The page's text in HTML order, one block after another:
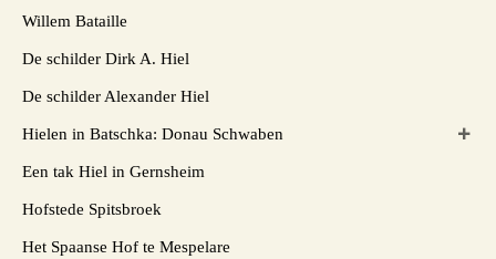
Willem Bataille
De schilder Dirk A. Hiel
De schilder Alexander Hiel
Hielen in Batschka: Donau Schwaben
Een tak Hiel in Gernsheim
Hofstede Spitsbroek
Het Spaanse Hof te Mespelare